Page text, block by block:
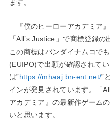
ます。
『僕のヒーローアカデミア
「All’s Justice」で商標登録
この商標はバンダイナムコで
(EUIPO)で出願が確認されて
は”https://mhaaj.bn-ent.net/”
インが発見されています。「
アカデミア』の最新作ゲーム
いと思います。